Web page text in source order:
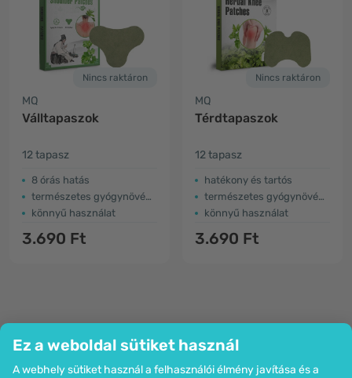
Ez a weboldal sütiket használ
A webhely sütiket használ a felhasználói élmény javítása és a
Nincs raktáron
MQ
Válltapaszok
12 tapasz
8 órás hatás
természetes gyógynövényekből
könnyű használat
3.690 Ft
Nincs raktáron
MQ
Térdtapaszok
12 tapasz
hatékony és tartós
természetes gyógynövényekből
könnyű használat
3.690 Ft